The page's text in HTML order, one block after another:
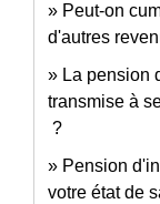
Peut-on
d'autres
La pension
transmise à
?
Pension
votre état de